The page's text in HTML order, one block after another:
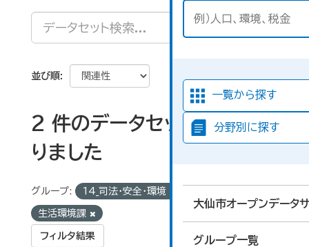
一覧から探す
分野別に探す
大仙市オープンデータ
グループ一覧
並び順
2 件のデータセットが見つか
りました
グループ: 14_司法・安全・環境
生活環境課
フィルタ結果